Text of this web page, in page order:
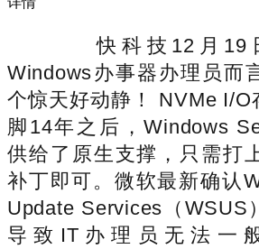
快科技12月19
Windows办事器办理员而
个惊天好动静！ NVMe I/O
脚14年之后，Windows
供给了原生支撑，只需打
补丁即可。微软最新确认
Update Services（WSUS
导致IT办理员无法一